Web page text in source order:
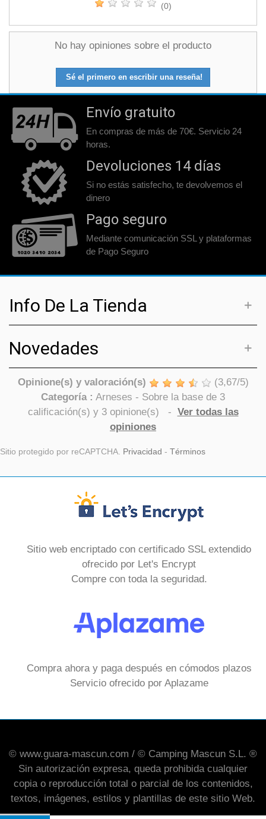
(0)
No hay opiniones sobre el producto
Sé el primero en escribir una reseña!
Envío gratuito
En compras de más de 70€. Servicio 24
horas.
Devoluciones 14 días
Si no estás satisfecho, te devolvemos el
dinero
Pago seguro
Mediante comunicación SSL y plataformas
de Pago Seguro
Info De La Tienda
Novedades
Opinione(s) y valoración(s) (3,67/5)
Categoría : Arneses - Sobre la base de 3
calificación(s) y 3opinione(s) - Ver todas las
opiniones
Sitio protegido por reCAPTCHA. Privacidad - Términos
Sitio web encriptado con certificado SSL extendido
ofrecido por Let's Encrypt
Compre con toda la seguridad.
Compra ahora y paga después en cómodos plazos
Servicio ofrecido por Aplazame
© www.guara-mascun.com / © Camping Mascun S.L. ®
Sin autorización expresa, queda prohibida cualquier
copia o reproducción total o parcial de los contenidos,
textos, imágenes, estilos y plantillas de este sitio Web.